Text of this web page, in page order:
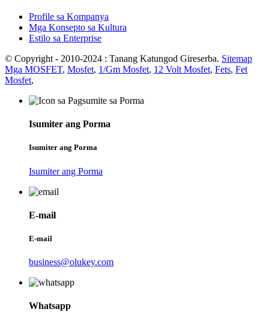
Profile sa Kompanya
Mga Konsepto sa Kultura
Estilo sa Enterprise
© Copyright - 2010-2024 : Tanang Katungod Gireserba. Sitemap
Mga MOSFET, Mosfet, 1/Gm Mosfet, 12 Volt Mosfet, Fets, Fet
Mosfet,
Isumiter ang Porma
Isumiter ang Porma
Isumiter ang Porma
E-mail
E-mail
business@olukey.com
Whatsapp